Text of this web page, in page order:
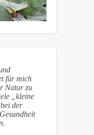
für mich
Natur zu
„kleine
der